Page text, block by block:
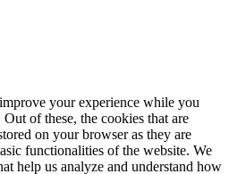
your experience while you
of these, the cookies that are
on your browser as they are
functionalities of the website. We
help us analyze and understand how